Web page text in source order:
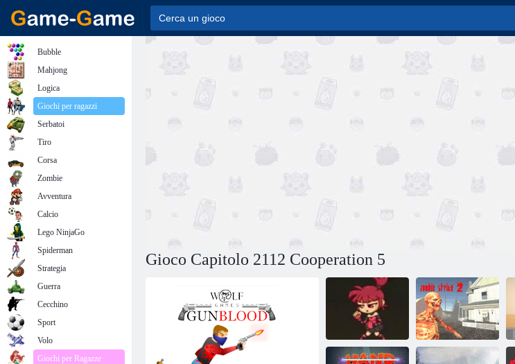
Gioco Capitolo 2112 Cooperation 5
Bubble
Mahjong
Logica
Giochi per ragazzi
Serbatoi
Tiro
Corsa
Zombie
Avventura
Calcio
Lego NinjaGo
Spiderman
Strategia
Guerra
Cecchino
Sport
Volo
Giochi per Ragazze